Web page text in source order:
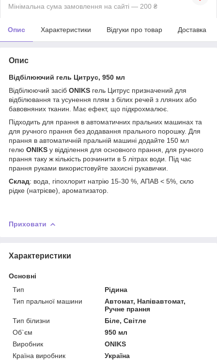
Мінімальна сума замовлення на сайті — 200 ₴
Опис Характеристики Відгуки про товар Доставка
Опис
Відбілюючий гель Цитрус, 950 мл
Відбілюючий засіб ONIKS гель Цитрус призначений для
відбілювання та усунення плям з білих речей з лляних або
бавовняних тканин. Має ефект, що підкрохмалює.
Підходить для прання в автоматичних пральних машинах та
для ручного прання без додавання прального порошку. Для
прання в автоматичній пральній машині додайте 150 мл
гелю ONIKS у відділення для основного прання, для ручного
прання таку ж кількість розчинити в 5 літрах води. Під час
прання руками використовуйте захисні рукавички.
Склад: вода, гіпохлорит натрію 15-30 %, АПАВ < 5%, скло
рідке (натрієве), ароматизатор.
Приховати
Характеристики
Основні
Тип
Рідина
Тип пральної машини
Автомат, Напівавтомат,
Ручне прання
Тип білизни
Біле, Світле
Об`єм
950 мл
Виробник
ONIKS
Країна виробник
Україна